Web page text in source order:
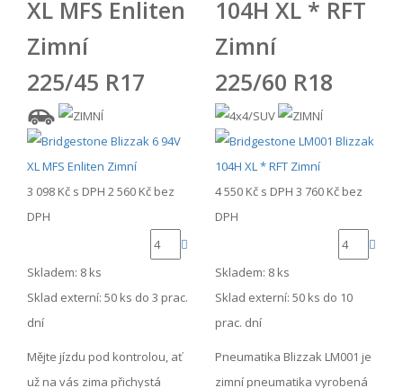
XL MFS Enliten
Zimní
225/45 R17
3 098 Kč s DPH 2 560 Kč bez
DPH
Skladem: 8 ks
Sklad externí: 50 ks do 3 prac.
dní
Mějte jízdu pod kontrolou, ať
už na vás zima přichystá
104H XL * RFT
Zimní
225/60 R18
4 550 Kč s DPH 3 760 Kč bez
DPH
Skladem: 8 ks
Sklad externí: 50 ks do 10
prac. dní
Pneumatika Blizzak LM001 je
zimní pneumatika vyrobená